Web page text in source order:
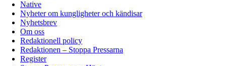
Native
Nyheter om kungligheter och kändisar
Nyhetsbrev
Om oss
Redaktionell policy
Redaktionen – Stoppa Pressarna
Register